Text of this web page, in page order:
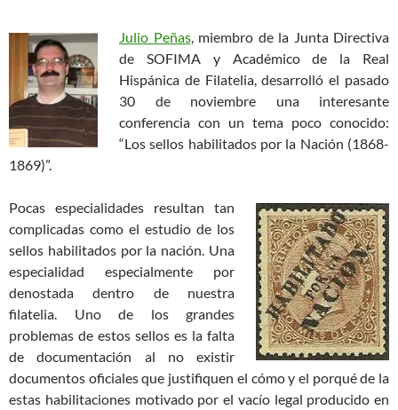
Julio Peñas, miembro de la Junta Directiva
de SOFIMA y Académico de la Real
Hispánica de Filatelia, desarrolló el pasado
30 de noviembre una interesante
conferencia con un tema poco conocido:
“Los sellos habilitados por la Nación (1868-
1869)”.
Pocas especialidades resultan tan
complicadas como el estudio de los
sellos habilitados por la nación. Una
especialidad especialmente por
denostada dentro de nuestra
filatelia. Uno de los grandes
problemas de estos sellos es la falta
de documentación al no existir
documentos oficiales que justifiquen el cómo y el porqué de la
estas habilitaciones motivado por el vacío legal producido en